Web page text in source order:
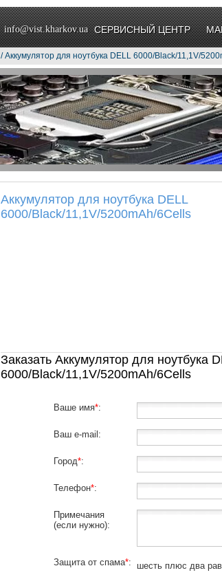
info@vist.kharkov.ua СЕРВИСНЫЙ ЦЕНТР
/ Аккумулятор для ноутбука DELL 6000/Black/11,1V/
Аккумулятор для ноутбука DELL
6000/Black/11,1V/5200mAh/6Cells
Заказать Аккумулятор для ноутбука
6000/Black/11,1V/5200mAh/6Cells
Ваше имя*:
Ваш e-mail:
Город*:
Телефон*:
Примечания
(если нужно):
Защита от спама*: шесть плюс два